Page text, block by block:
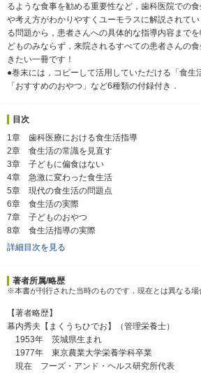
るような食事を勧める重要性など，歯科医院での
や考え方がわかりやすくユーモラスに解説されて
る問題から，患者さんへの具体的な指導内容まで
どものみならず，来院されるすべての患者さんの
きたい一冊です！
●巻末には，コピーして活用していただける「食生
「おすすめのおやつ」など6種類の付録付き．
目次
1章 歯科医療における食生活指導
2章 食生活の常識を見直す
3章 子どもに偏食はない
4章 急激に変わった食生活
5章 現代の食生活の問題点
6章 食生活の実際
7章 子どものおやつ
8章 食生活指導の実際
詳細目次を見る
著者所属/略歴
※本書が刊行された当時のものです．現在とは異なる場
【著者略歴】
幕内秀夫【まくうちひでお】（管理栄養士）
1953年 茨城県生まれ
1977年 東京農業大学栄養学科卒業
現在 フーズ・アンド・ヘルス研究所代表